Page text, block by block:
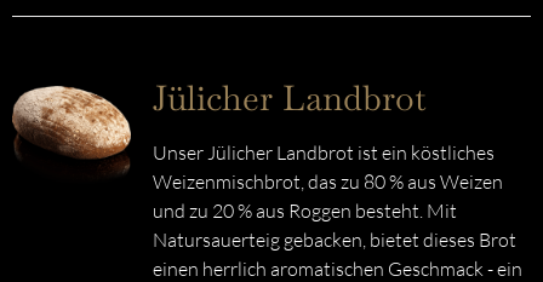
Jülicher Landbrot
Unser Jülicher Landbrot ist ein köstliches
Weizenmischbrot, das zu 80 % aus Weizen
und zu 20 % aus Roggen besteht. Mit
Natursauerteig gebacken, bietet dieses Brot
einen herrlich aromatischen Geschmack - ein